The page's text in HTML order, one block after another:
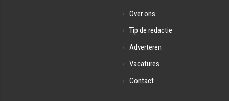
Over ons
Tip de redactie
Adverteren
Vacatures
Contact